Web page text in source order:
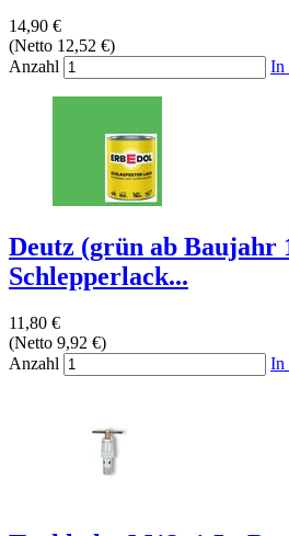
14,90 €
(Netto 12,52 €)
Anzahl
In
Deutz (grün ab Baujahr
Schlepperlack...
11,80 €
(Netto 9,92 €)
Anzahl
In